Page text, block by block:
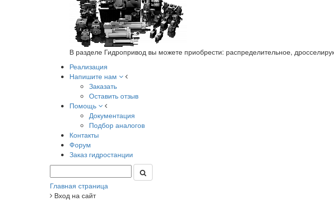
В разделе Гидропривод вы можете приобрести: распределительное,
Реализация
Напишите нам
Заказать
Оставить отзыв
Помощь
Документация
Подбор аналогов
Контакты
Форум
Заказ гидростанции
Главная страница
Вход на сайт